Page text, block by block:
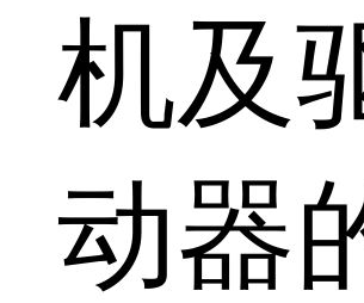
机及
动器